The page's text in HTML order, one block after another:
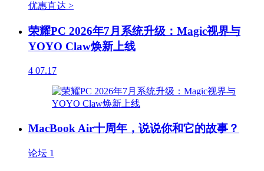
优惠直达 >
荣耀PC 2026年7月系统升级：Magic视界与
YOYO Claw焕新上线
4 07.17
MacBook Air十周年，说说你和它的故事？
论坛 1